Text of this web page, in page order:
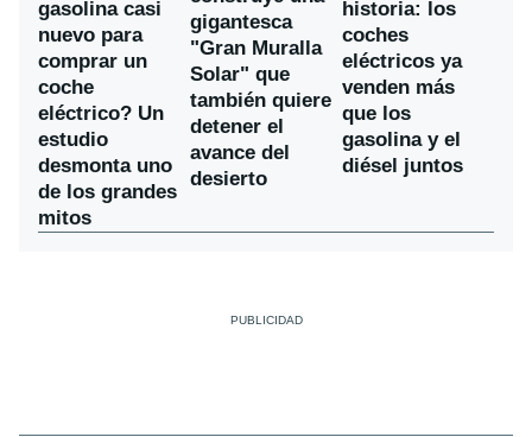
gasolina casi
nuevo para
comprar un
coche
eléctrico? Un
estudio
desmonta uno
de los grandes
mitos
gigantesca
"Gran Muralla
Solar" que
también quiere
detener el
avance del
desierto
historia: los
coches
eléctricos ya
venden más
que los
gasolina y el
diésel juntos